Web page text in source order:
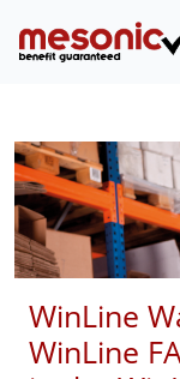
WinLine
WinLine